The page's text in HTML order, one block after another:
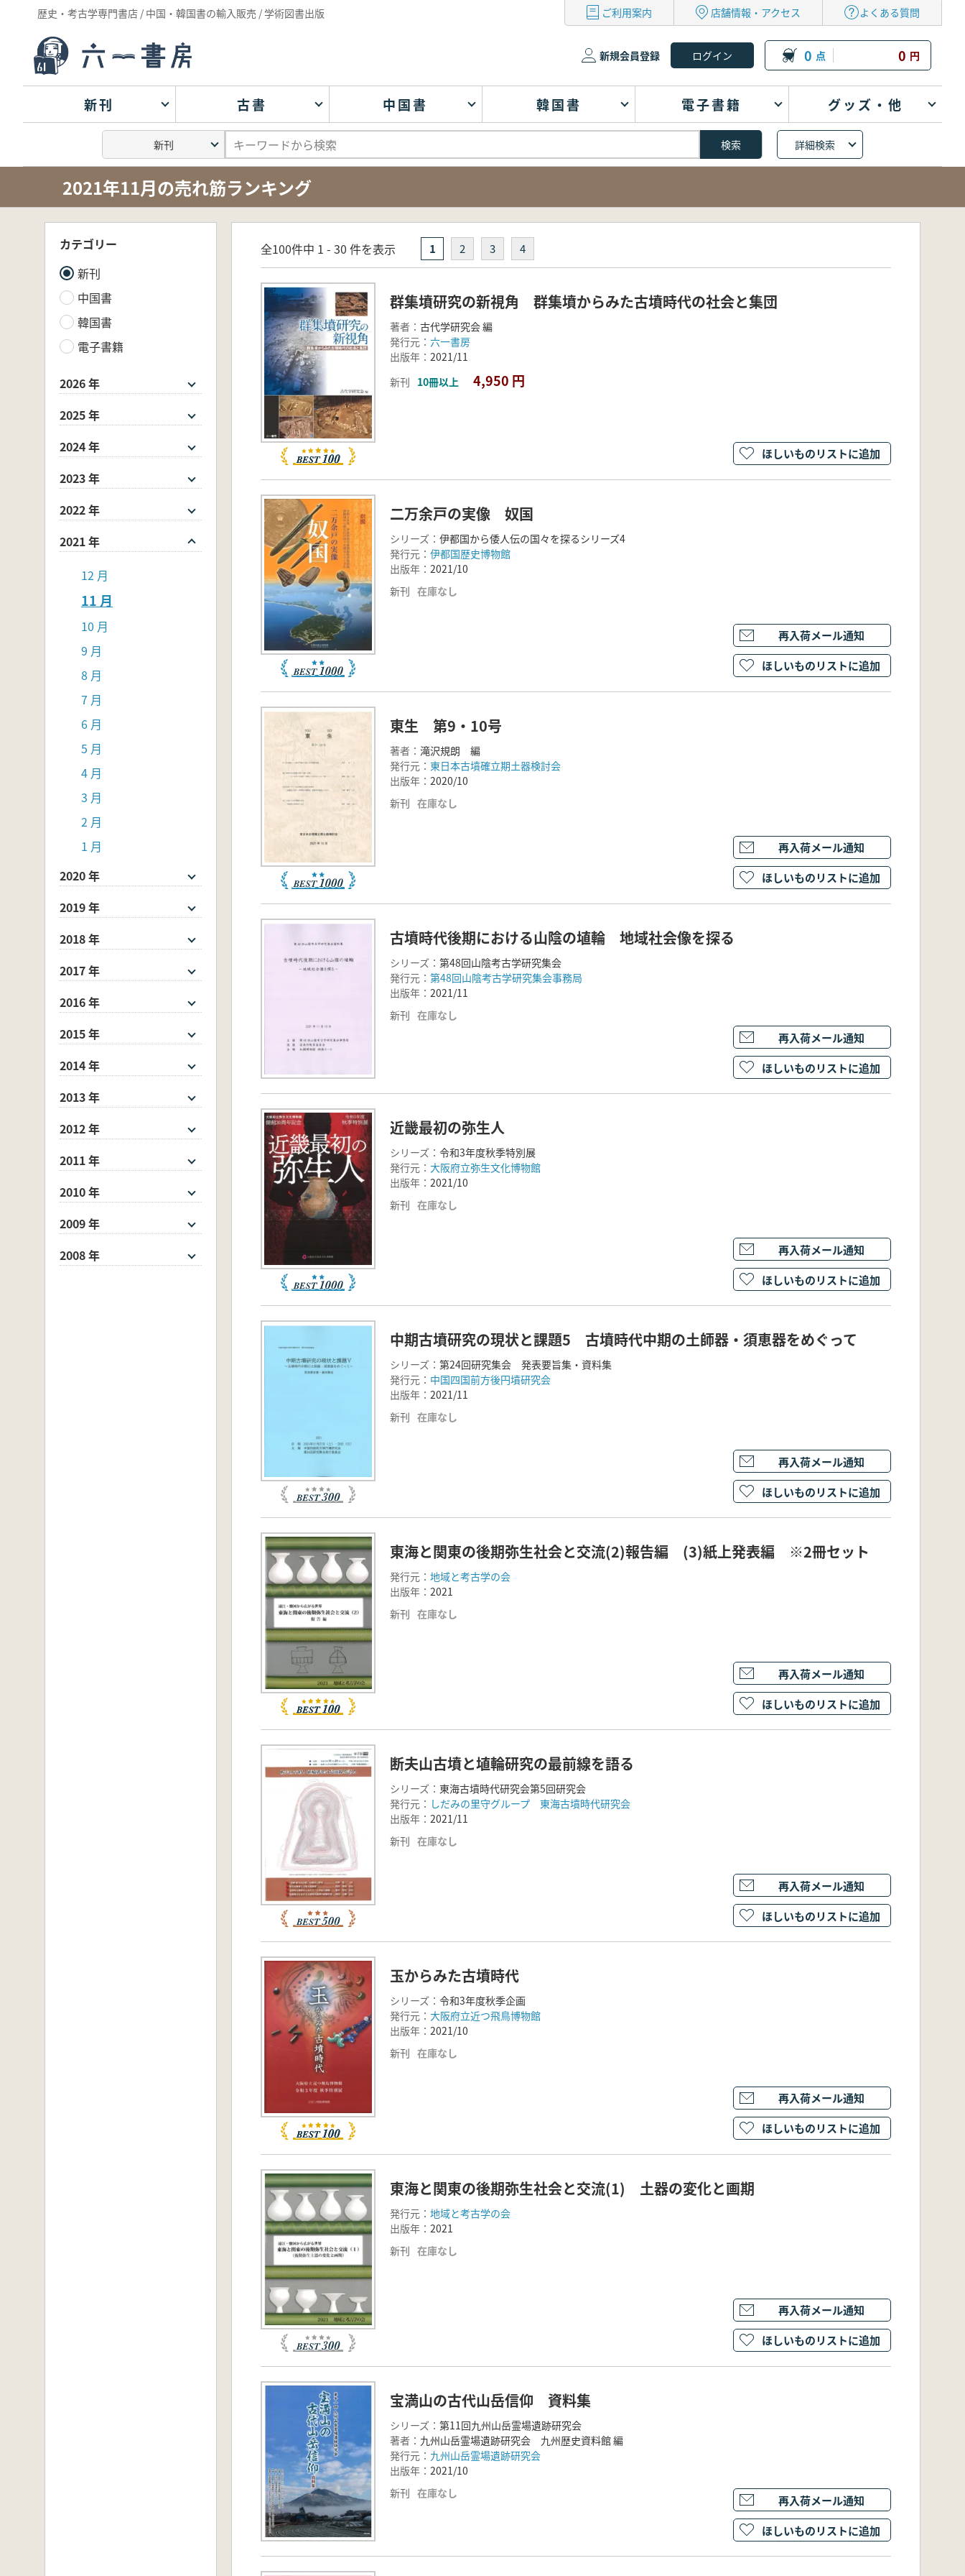
歴史・考古学専門書店 / 中国・韓国書の輸入販売 / 学術図書出版 ご利用案内 店舗情報・アクセス よくある質問
新規会員登録 0 点 0 円
新刊 古書 中国書 韓国書 電子書籍 グッズ・他
詳細検索
2021年11月の売れ筋ランキング
カテゴリー
新刊
中国書
韓国書
電子書籍
2026 年
2025 年
2024 年
2023 年
2022 年
2021 年
12 月
11 月
10 月
9 月
8 月
7 月
6 月
5 月
4 月
3 月
2 月
1 月
2020 年
2019 年
2018 年
2017 年
2016 年
2015 年
2014 年
2013 年
2012 年
2011 年
2010 年
2009 年
2008 年
全100件中 1 - 30 件を表示 1 2 3 4
群集墳研究の新視角 群集墳からみた古墳時代の社会と集団
著者： 古代学研究会 編
発行元： 六一書房
出版年： 2021/11
新刊 10冊以上 4,950 円
ほしいものリストに追加
二万余戸の実像 奴国
シリーズ： 伊都国から倭人伝の国々を探るシリーズ4
発行元： 伊都国歴史博物館
出版年： 2021/10
新刊 在庫なし
再入荷メール通知
ほしいものリストに追加
東生 第9・10号
著者： 滝沢規朗 編
発行元： 東日本古墳確立期土器検討会
出版年： 2020/10
新刊 在庫なし
再入荷メール通知
ほしいものリストに追加
古墳時代後期における山陰の埴輪 地域社会像を探る
シリーズ： 第48回山陰考古学研究集会
発行元： 第48回山陰考古学研究集会事務局
出版年： 2021/11
新刊 在庫なし
再入荷メール通知
ほしいものリストに追加
近畿最初の弥生人
シリーズ： 令和3年度秋季特別展
発行元： 大阪府立弥生文化博物館
出版年： 2021/10
新刊 在庫なし
再入荷メール通知
ほしいものリストに追加
中期古墳研究の現状と課題5 古墳時代中期の土師器・須恵器をめぐって
シリーズ： 第24回研究集会 発表要旨集・資料集
発行元： 中国四国前方後円墳研究会
出版年： 2021/11
新刊 在庫なし
再入荷メール通知
ほしいものリストに追加
東海と関東の後期弥生社会と交流(2)報告編 (3)紙上発表編 ※2冊セット
発行元： 地域と考古学の会
出版年： 2021
新刊 在庫なし
再入荷メール通知
ほしいものリストに追加
断夫山古墳と埴輪研究の最前線を語る
シリーズ： 東海古墳時代研究会第5回研究会
発行元： しだみの里守グループ 東海古墳時代研究会
出版年： 2021/11
新刊 在庫なし
再入荷メール通知
ほしいものリストに追加
玉からみた古墳時代
シリーズ： 令和3年度秋季企画
発行元： 大阪府立近つ飛鳥博物館
出版年： 2021/10
新刊 在庫なし
再入荷メール通知
ほしいものリストに追加
東海と関東の後期弥生社会と交流(1) 土器の変化と画期
発行元： 地域と考古学の会
出版年： 2021
新刊 在庫なし
再入荷メール通知
ほしいものリストに追加
宝満山の古代山岳信仰 資料集
シリーズ： 第11回九州山岳霊場遺跡研究会
著者： 九州山岳霊場遺跡研究会 九州歴史資料館 編
発行元： 九州山岳霊場遺跡研究会
出版年： 2021/10
新刊 在庫なし
再入荷メール通知
ほしいものリストに追加